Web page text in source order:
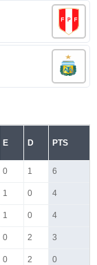
E D PTS
0 1 6
1 0 4
1 0 4
0 2 3
0 2 0